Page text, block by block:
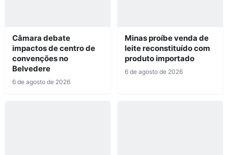
Câmara debate
impactos de centro de
convenções no
Belvedere
6 de agosto de 2026
Minas proíbe venda de
leite reconstituído com
produto importado
6 de agosto de 2026